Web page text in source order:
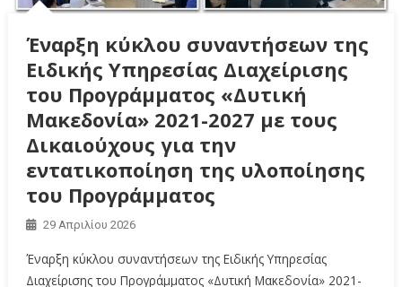
Έναρξη κύκλου συναντήσεων της
Ειδικής Υπηρεσίας Διαχείρισης
του Προγράμματος «Δυτική
Μακεδονία» 2021-2027 με τους
Δικαιούχους για την
εντατικοποίηση της υλοποίησης
του Προγράμματος
29 Απριλίου 2026
Έναρξη κύκλου συναντήσεων της Ειδικής Υπηρεσίας
Διαχείρισης του Προγράμματος «Δυτική Μακεδονία» 2021-